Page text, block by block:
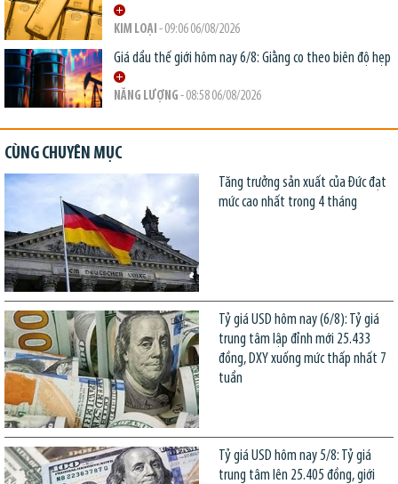
KIM LOẠI - 09:06 06/08/2026
Giá dầu thế giới hôm nay 6/8: Giằng co theo biên độ hẹp
NĂNG LƯỢNG - 08:58 06/08/2026
CÙNG CHUYÊN MỤC
Tăng trưởng sản xuất của Đức đạt
mức cao nhất trong 4 tháng
Tỷ giá USD hôm nay (6/8): Tỷ giá
trung tâm lập đỉnh mới 25.433
đồng, DXY xuống mức thấp nhất 7
tuần
Tỷ giá USD hôm nay 5/8: Tỷ giá
trung tâm lên 25.405 đồng, giới